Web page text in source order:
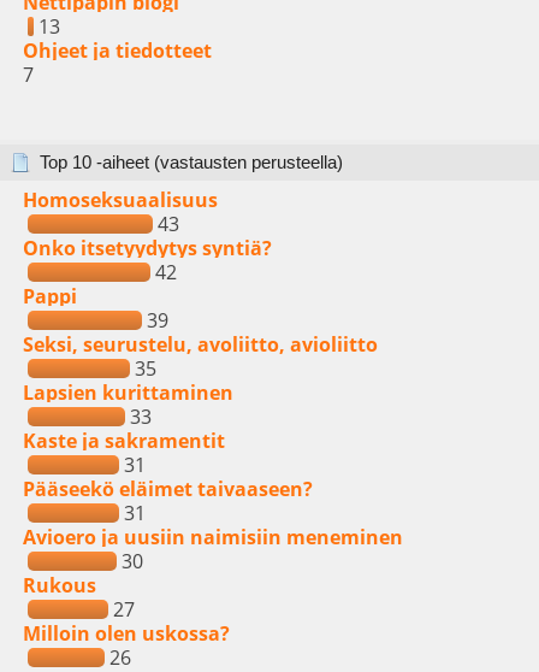
13
Ohjeet ja tiedotteet
7
Top 10 -aiheet (vastausten perusteella)
Homoseksuaalisuus
43
Onko itsetyydytys syntiä?
42
Pappi
39
Seksi, seurustelu, avoliitto, avioliitto
35
Lapsien kurittaminen
33
Kaste ja sakramentit
31
Pääseekö eläimet taivaaseen?
31
Avioero ja uusiin naimisiin meneminen
30
Rukous
27
Milloin olen uskossa?
26